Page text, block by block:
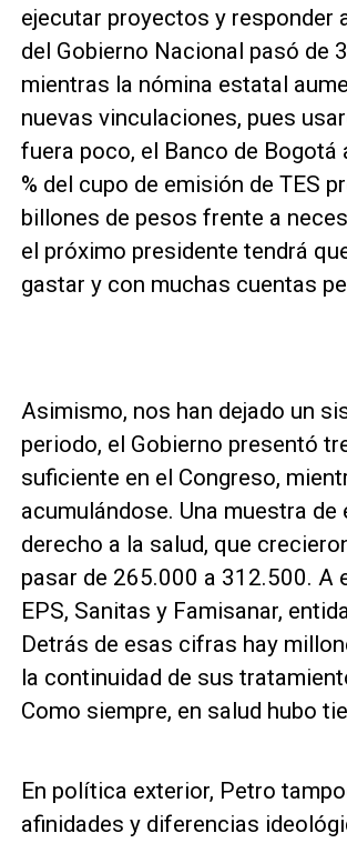
ejecutar proyectos y responder
del Gobierno Nacional pasó de
mientras la nómina estatal
nuevas vinculaciones, pues
fuera poco, el Banco de
% del cupo de emisión de TES
billones de pesos frente a
el próximo presidente tendrá
gastar y con muchas cuentas
Asimismo, nos han dejado un
periodo, el Gobierno presentó
suficiente en el Congreso,
acumulándose. Una muestra
derecho a la salud, que
pasar de 265.000 a 312.500. A
EPS, Sanitas y Famisanar,
Detrás de esas cifras hay
la continuidad de sus
Como siempre, en salud hubo
En política exterior, Petro
afinidades y diferencias